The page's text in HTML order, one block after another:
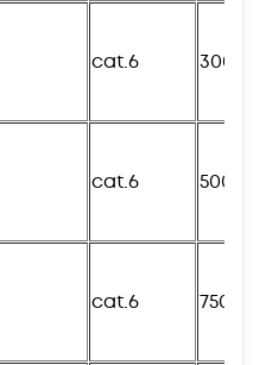
cat.6
cat.6
cat.6